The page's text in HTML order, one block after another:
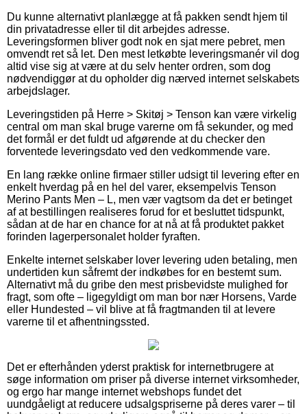
Du kunne alternativt planlægge at få pakken sendt hjem til
din privatadresse eller til dit arbejdes adresse.
Leveringsformen bliver godt nok en sjat mere pebret, men
omvendt ret så let. Den mest letkøbte leveringsmanér vil dog
altid vise sig at være at du selv henter ordren, som dog
nødvendiggør at du opholder dig nærved internet selskabets
arbejdslager.
Leveringstiden på Herre > Skitøj > Tenson kan være virkelig
central om man skal bruge varerne om få sekunder, og med
det formål er det fuldt ud afgørende at du checker den
forventede leveringsdato ved den vedkommende vare.
En lang række online firmaer stiller udsigt til levering efter en
enkelt hverdag på en hel del varer, eksempelvis Tenson
Merino Pants Men – L, men vær vagtsom da det er betinget
af at bestillingen realiseres forud for et besluttet tidspunkt,
sådan at de har en chance for at nå at få produktet pakket
forinden lagerpersonalet holder fyraften.
Enkelte internet selskaber lover levering uden betaling, men
undertiden kun såfremt der indkøbes for en bestemt sum.
Alternativt må du gribe den mest prisbevidste mulighed for
fragt, som ofte – ligegyldigt om man bor nær Horsens, Varde
eller Hundested – vil blive at få fragtmanden til at levere
varerne til et afhentningssted.
Det er efterhånden yderst praktisk for internetbrugere at
søge information om priser på diverse internet virksomheder,
og ergo har mange internet webshops fundet det
uundgåeligt at reducere udsalgspriserne på deres varer – til